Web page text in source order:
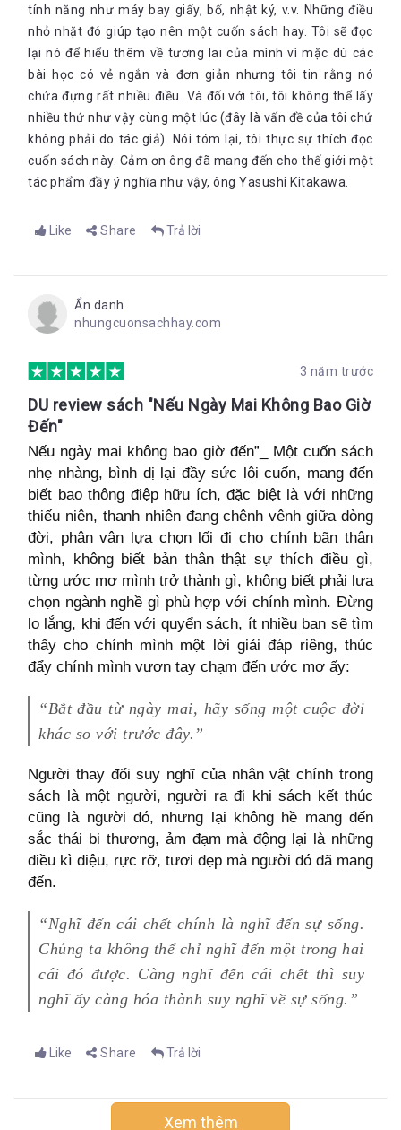
tính năng như máy bay giấy, bố, nhật ký, v.v. Những điều
nhỏ nhặt đó giúp tạo nên một cuốn sách hay. Tôi sẽ đọc
lại nó để hiểu thêm về tương lai của mình vì mặc dù các
bài học có vẻ ngắn và đơn giản nhưng tôi tin rằng nó
chứa đựng rất nhiều điều. Và đối với tôi, tôi không thể lấy
nhiều thứ như vậy cùng một lúc (đây là vấn đề của tôi chứ
không phải do tác giả). Nói tóm lại, tôi thực sự thích đọc
cuốn sách này. Cảm ơn ông đã mang đến cho thế giới một
tác phẩm đầy ý nghĩa như vậy, ông Yasushi Kitakawa.
Like Share Trả lời
Ẩn danh
nhungcuonsachhay.com
3 năm trước
DU review sách "Nếu Ngày Mai Không Bao Giờ
Đến"
Nếu ngày mai không bao giờ đến”_ Một cuốn sách
nhẹ nhàng, bình dị lại đầy sức lôi cuốn, mang đến
biết bao thông điệp hữu ích, đặc biệt là với những
thiếu niên, thanh nhiên đang chênh vênh giữa dòng
đời, phân vân lựa chọn lối đi cho chính bãn thân
mình, không biết bản thân thật sự thích điều gì,
từng ước mơ mình trở thành gì, không biết phải lựa
chọn ngành nghề gì phù hợp với chính mình. Đừng
lo lắng, khi đến với quyển sách, ít nhiều bạn sẽ tìm
thấy cho chính mình một lời giải đáp riêng, thúc
đẩy chính mình vươn tay chạm đến ước mơ ấy:
“Bắt đầu từ ngày mai, hãy sống một cuộc đời
khác so với trước đây.”
Người thay đổi suy nghĩ của nhân vật chính trong
sách là một người, người ra đi khi sách kết thúc
cũng là người đó, nhưng lại không hề mang đến
sắc thái bi thương, ảm đạm mà động lại là những
điều kì diệu, rực rỡ, tươi đẹp mà người đó đã mang
đến.
“Nghĩ đến cái chết chính là nghĩ đến sự sống.
Chúng ta không thể chỉ nghĩ đến một trong hai
cái đó được. Càng nghĩ đến cái chết thì suy
nghĩ ấy càng hóa thành suy nghĩ về sự sống.”
Like Share Trả lời
Xem thêm